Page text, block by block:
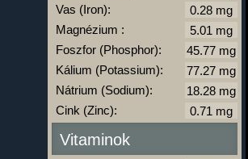
Vas (Iron):
Magnézium :
Foszfor (Phosphor):
Kálium (Potassium):
Nátrium (Sodium):
Cink (Zinc):
Vitaminok